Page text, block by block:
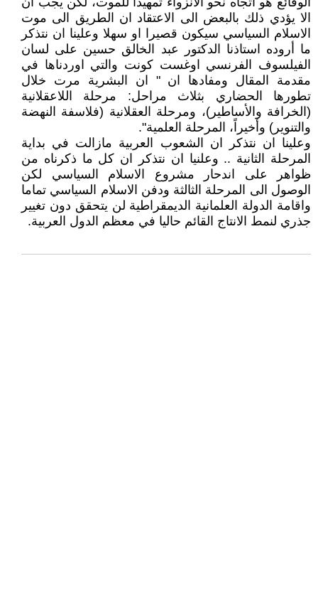
الا يؤدي ذلك بالبعض الى الاعتقاد ان الطريق الى موت
الاسلام السياسي سيكون قصيرا او سهلا وعلينا ان نتذكر
ما أروده استاذنا الدكتور عبد الخالق حسين على لسان
الفيلسوف الفرنسي اوغست كونت والتي اوردناها في
مقدمة المقال ومفادها ان " ان البشرية مرت خلال
تطورها الحضاري بثلاث مراحل: مرحلة اللاعقلانية
(الخرافة والأساطير)، ومرحلة العقلانية (فلاسفة النهضة
والتنوير) وأخيراً، المرحلة العلمية".
وعلينا ان نتذكر ان الشعوب العربية مازالت في بداية
المرحلة الثانية .. وعلنيا ان نتذكر ان كل ما ذكرناه من
ظواهر على اندحار مشروع الاسلام السياسي لكن
الوصول الى المرحلة الثالثة ودفن الاسلام السياسي تماما
واقامة الدولة العلمانية الديمقراطية لن يتحقق دون تغيير
جذري لنمط الانتاج القائم حاليا في معظم الدول العربية.